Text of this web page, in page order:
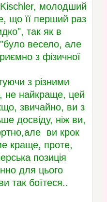
молодший
що її перший раз
так як в
весело, але
з фізичної
з різними
не найкраще, цей
звичайно, ви з
досвіду, ніж ви,
ви крок
краще, проте,
позиція
для цього
так боїтеся..